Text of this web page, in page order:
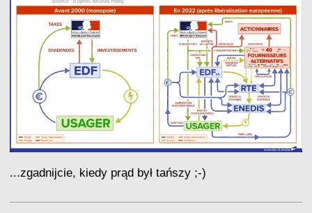
...zgadnijcie, kiedy prąd był tańszy ;-)